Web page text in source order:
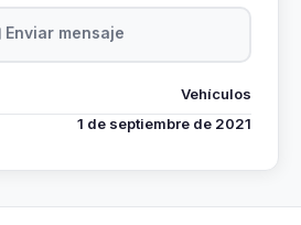
mensaje
Vehículos
1 de septiembre de 2021